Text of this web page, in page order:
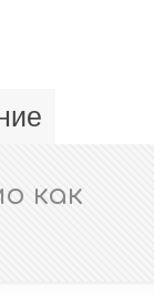
как